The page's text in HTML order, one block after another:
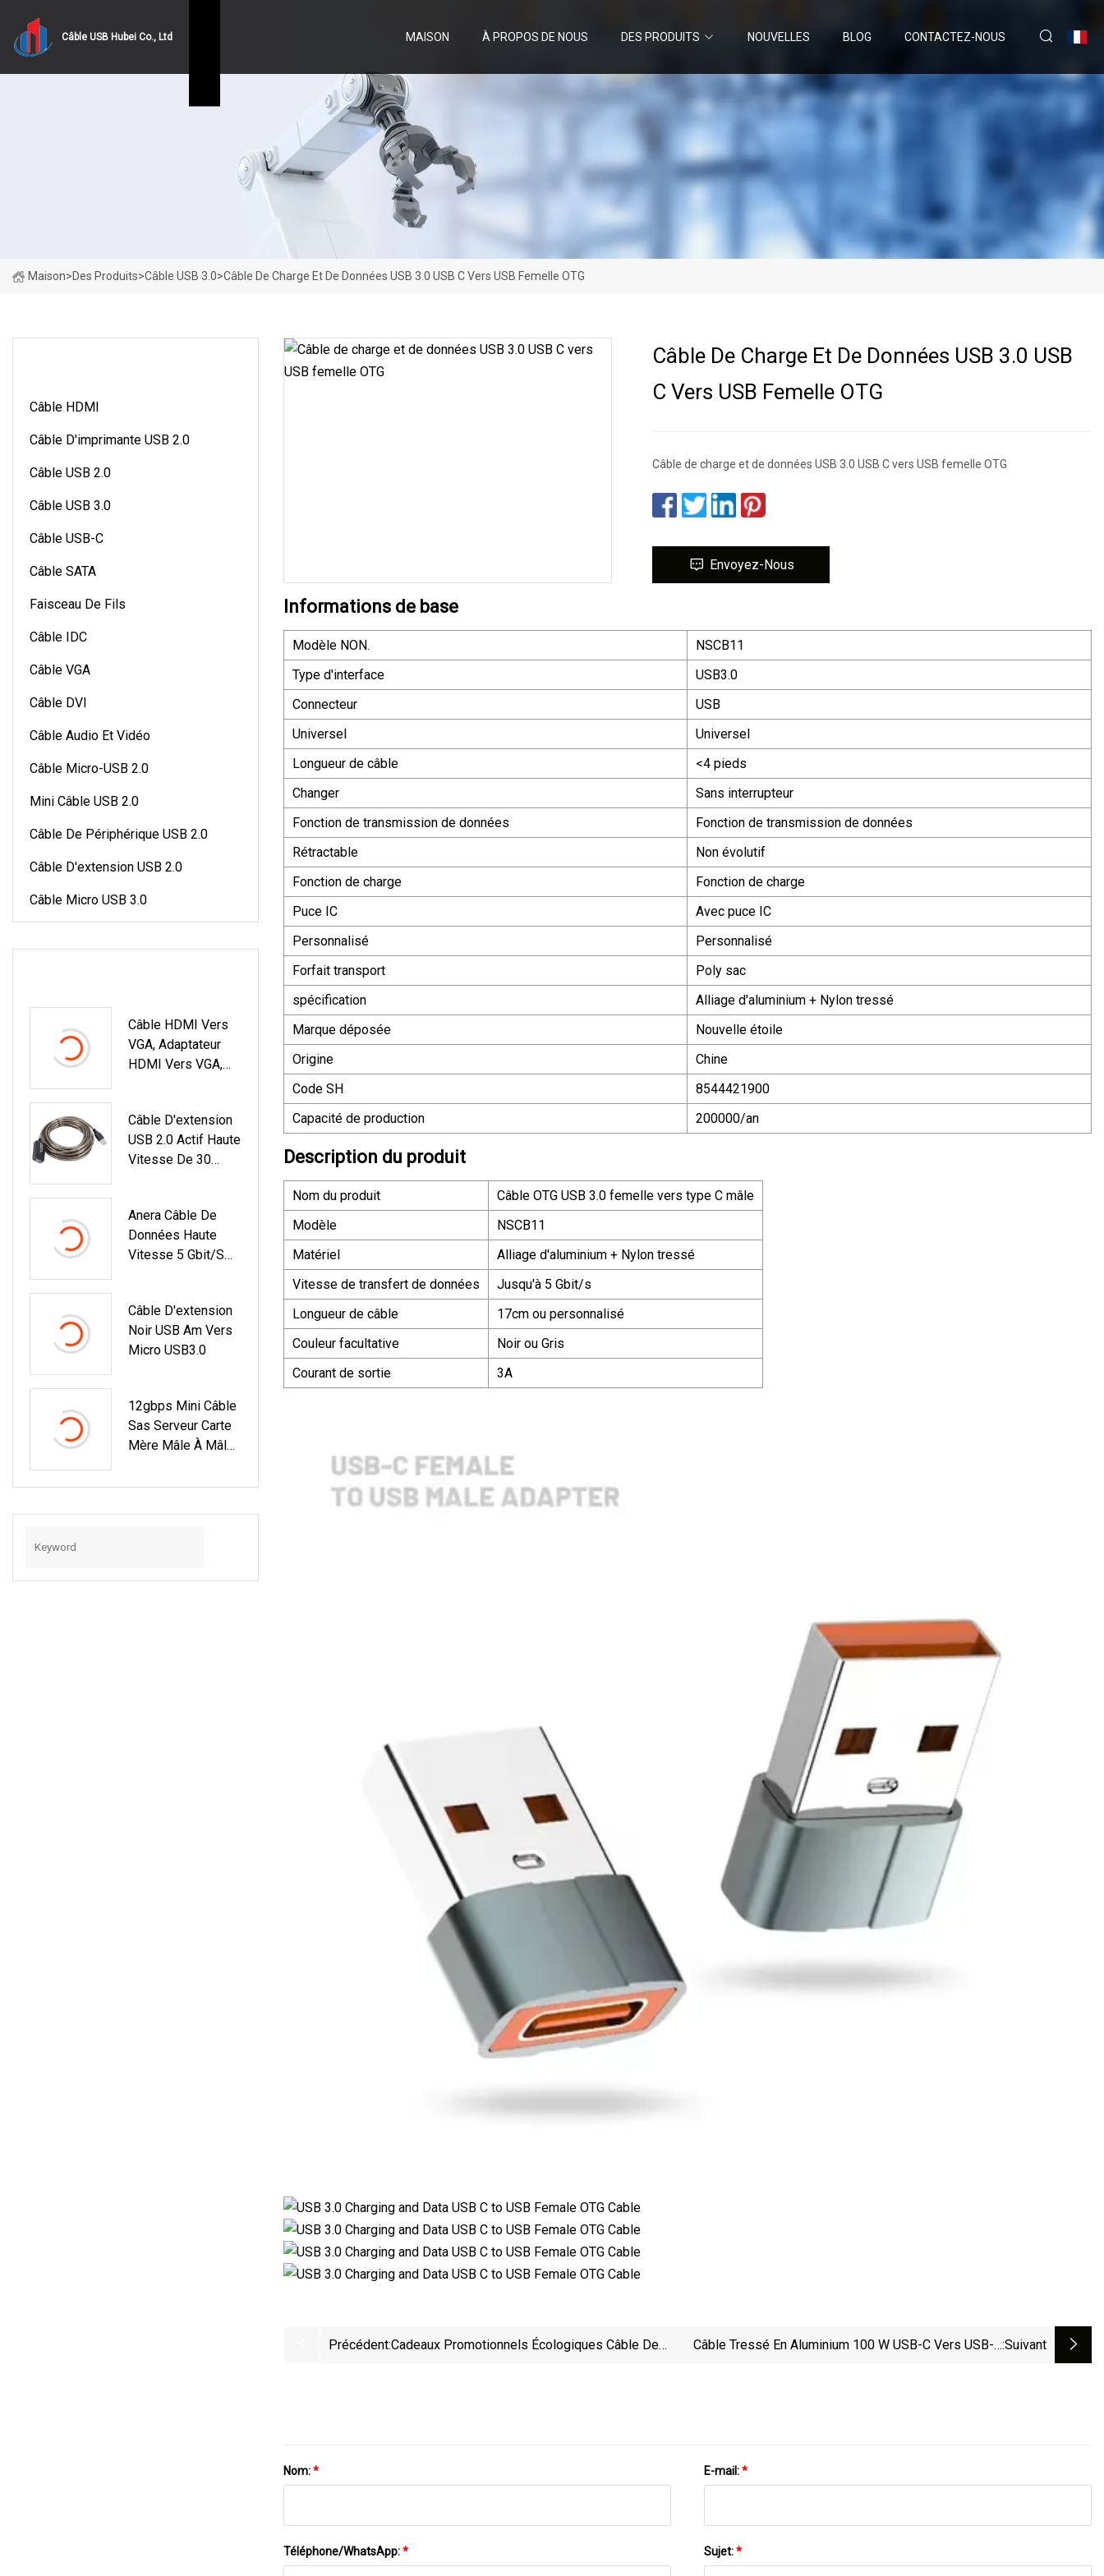
Câble USB Hubei Co., Ltd MAISON À PROPOS DE NOUS DES PRODUITS NOUVELLES BLOG CONTACTEZ-NOUS
Maison>Des Produits>Câble USB 3.0>Câble De Charge Et De Données USB 3.0 USB C Vers USB Femelle OTG
Câble HDMI
Câble D'imprimante USB 2.0
Câble USB 2.0
Câble USB 3.0
Câble USB-C
Câble SATA
Faisceau De Fils
Câble IDC
Câble VGA
Câble DVI
Câble Audio Et Vidéo
Câble Micro-USB 2.0
Mini Câble USB 2.0
Câble De Périphérique USB 2.0
Câble D'extension USB 2.0
Câble Micro USB 3.0
Câble HDMI Vers
VGA, Adaptateur
HDMI Vers VGA,
Câble D'extension
USB 2.0 Actif Haute
Vitesse De 30
Anera Câble De
Données Haute
Vitesse 5 Gbit/s
Mâle Pour Pilote
De Disque Dur 0,5
M
Câble D'extension
Noir USB Am Vers
Micro USB3.0
12gbps Mini Câble
Sas Serveur Carte
Mère Mâle À Mâle
Sff8087 À 7 + 7 +
Câble De Charge Et De Données USB 3.0 USB
C Vers USB Femelle OTG
Câble de charge et de données USB 3.0 USB C vers USB femelle OTG
Envoyez-Nous
Informations de base
Modèle NON.
NSCB11
Type d'interface
USB3.0
Connecteur
USB
Universel
Universel
Longueur de câble
<4 pieds
Changer
Sans interrupteur
Fonction de transmission de données
Fonction de transmission de données
Rétractable
Non évolutif
Fonction de charge
Fonction de charge
Puce IC
Avec puce IC
Personnalisé
Personnalisé
Forfait transport
Poly sac
spécification
Alliage d'aluminium + Nylon tressé
Marque déposée
Nouvelle étoile
Origine
Chine
Code SH
8544421900
Capacité de production
200000/an
Description du produit
Nom du produit
Câble OTG USB 3.0 femelle vers type C mâle
Modèle
NSCB11
Matériel
Alliage d'aluminium + Nylon tressé
Vitesse de transfert de données
Jusqu'à 5 Gbit/s
Longueur de câble
17cm ou personnalisé
Couleur facultative
Noir ou Gris
Courant de sortie
3A
Précédent:Cadeaux Promotionnels Écologiques Câble De
Câble Tressé En Aluminium 100 W USB-C Vers USB-C:suivant
Nom:* E-mail:*
Téléphone/WhatsApp:* Sujet:*